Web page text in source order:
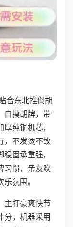
合东北推倒胡
自摸胡牌，带
纯铜机芯，
，不发烫不故
固承重强，
习惯，亲友欢
氛围。
主打豪爽快节
分，机器采用